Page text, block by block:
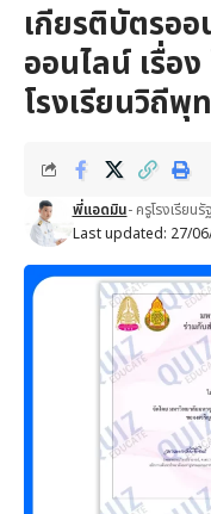
เกียรติบัตรอ
ออนไลน์ เรื่อ
โรงเรียนวิถีพุ
Last updated: 27/
พี่แอดมิน- ครูโรงเรียนรั